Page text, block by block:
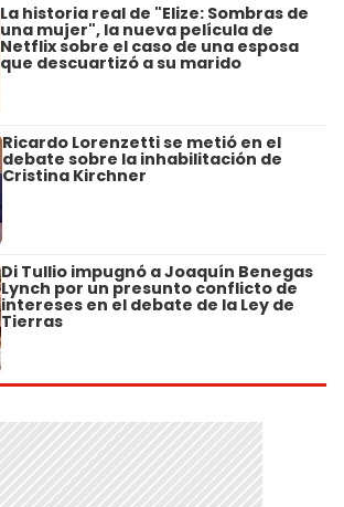
La historia real de "Elize: Sombras de
una mujer", la nueva película de
Netflix sobre el caso de una esposa
que descuartizó a su marido
Ricardo Lorenzetti se metió en el
debate sobre la inhabilitación de
Cristina Kirchner
Di Tullio impugnó a Joaquín Benegas
Lynch por un presunto conflicto de
intereses en el debate de la Ley de
Tierras